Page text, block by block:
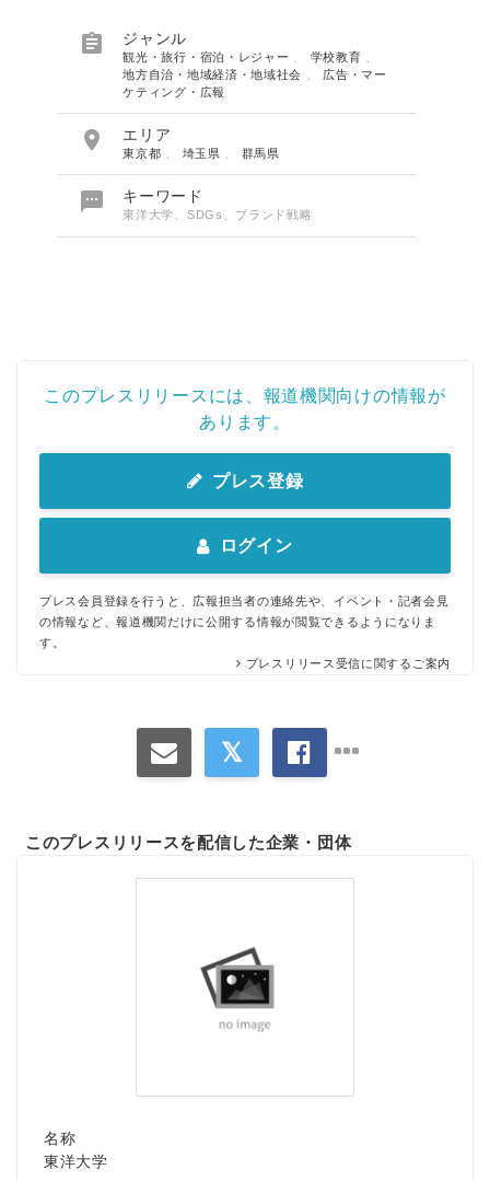
 ジャンル
観光・旅行・宿泊・レジャー 学校教育
地方自治・地域経済・地域社会
広告・マー
ケティング・広報
 エリア
東京都 埼玉県 群馬県
 キーワード
東洋大学、SDGs、ブランド戦略
このプレスリリースには、報道機関向けの情報が
あります。
プレス登録
ログイン
プレス会員登録を行うと、広報担当者の連絡先や、イベント・記者会見
の情報など、報道機関だけに公開する情報が閲覧できるようになりま
す。
プレスリリース受信に関するご案内
このプレスリリースを配信した企業・団体
名称
東洋大学